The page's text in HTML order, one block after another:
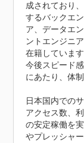
成されており
するバックエ
ア、データエ
ントエンジニ
在籍しています
今後スピード
にあたり、体
日本国内での
アクセス数、
の安定稼働を
やプレッシャ